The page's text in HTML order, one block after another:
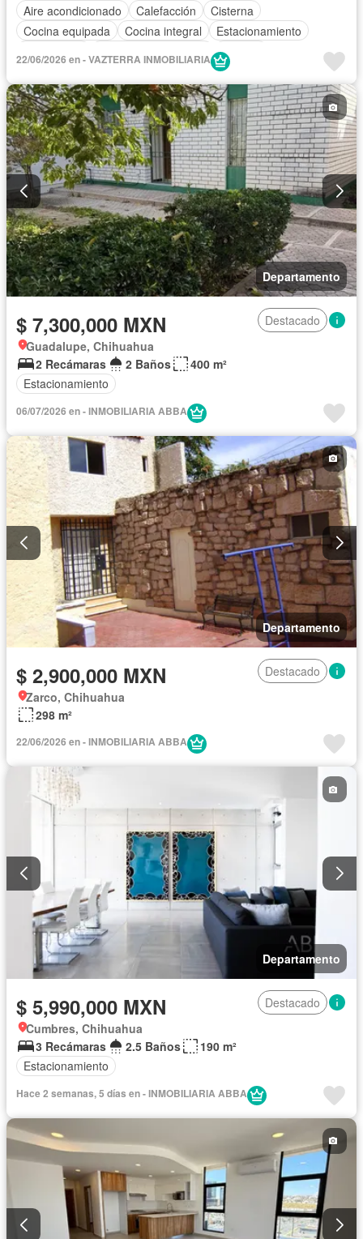
Aire acondicionado
Calefacción
Cisterna
Cocina equipada
Cocina integral
Estacionamiento
Terraza
22/06/2026 en - VAZTERRA INMOBILIARIA
Departamento
$ 7,300,000 MXN
Destacado
Guadalupe, Chihuahua
2 Recámaras
2 Baños
400 m²
Estacionamiento
06/07/2026 en - INMOBILIARIA ABBA
Departamento
$ 2,900,000 MXN
Destacado
Zarco, Chihuahua
298 m²
22/06/2026 en - INMOBILIARIA ABBA
Departamento
$ 5,990,000 MXN
Destacado
Cumbres, Chihuahua
3 Recámaras
2.5 Baños
190 m²
Estacionamiento
Hace 2 semanas, 5 días en - INMOBILIARIA ABBA